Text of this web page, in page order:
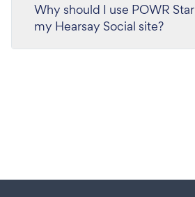
Why should I use POWR
my Hearsay Social site?